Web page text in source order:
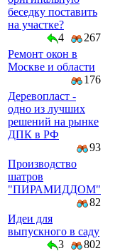
беседку поставить
на участке?
4
267
Ремонт окон в
Москве и области
176
Деревопласт -
одно из лучших
решений на рынке
ДПК в РФ
93
Производство
шатров
"ПИРАМИДДОМ"
82
Идеи для
выпускного в саду
3
802